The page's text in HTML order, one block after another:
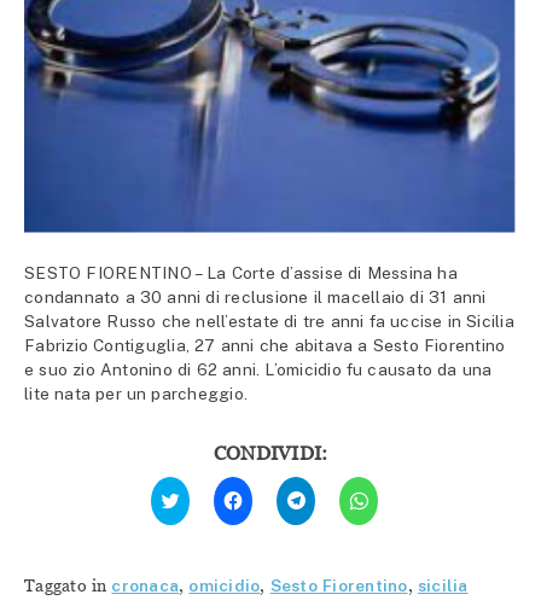
SESTO FIORENTINO – La Corte d’assise di Messina ha
condannato a 30 anni di reclusione il macellaio di 31 anni
Salvatore Russo che nell’estate di tre anni fa uccise in Sicilia
Fabrizio Contiguglia, 27 anni che abitava a Sesto Fiorentino
e suo zio Antonino di 62 anni. L’omicidio fu causato da una
lite nata per un parcheggio.
CONDIVIDI:
Fai
clic
qui
Twitter
(Si
Fai
clic
per
condividere
(Si
apre
Fai
clic
per
condividere
(Si
apre
Fai
clic
per
(Si
apre
Taggato in cronaca, omicidio, Sesto Fiorentino, sicilia